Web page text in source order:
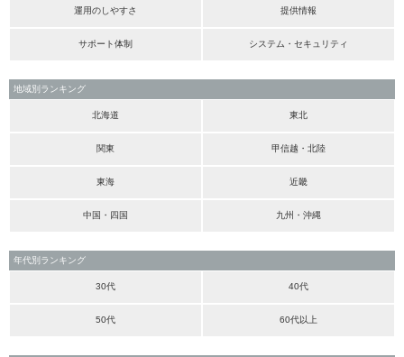
運用のしやすさ 提供情報
サポート体制 システム・セキュリティ
地域別ランキング
北海道 東北
関東 甲信越・北陸
東海 近畿
中国・四国 九州・沖縄
年代別ランキング
30代 40代
50代 60代以上